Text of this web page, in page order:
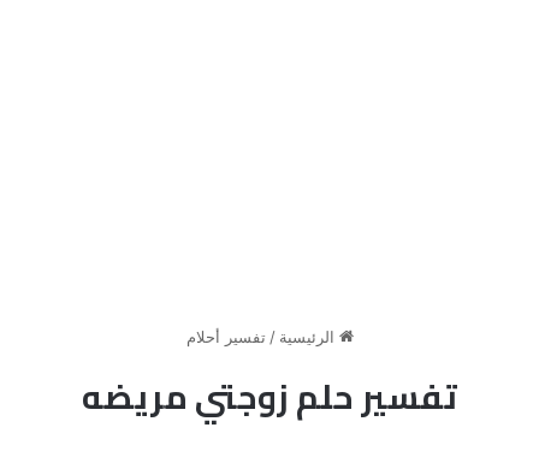
الرئيسية / تفسير أحلام
تفسير حلم زوجتي مريضه